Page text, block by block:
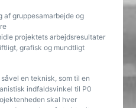
af gruppesamarbejde og
projektets arbejdsresultater
grafisk og mundtligt
en teknisk, som til en
indfaldsvinkel til P0
skal hver